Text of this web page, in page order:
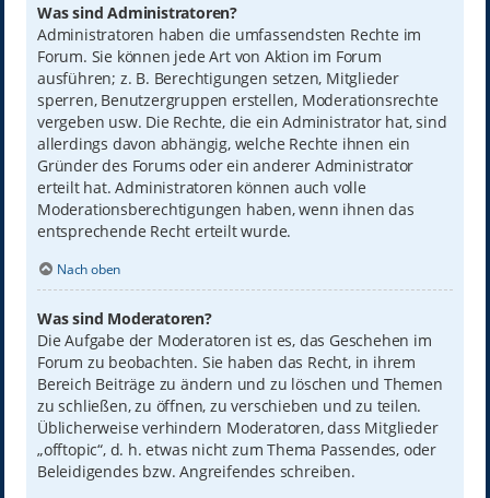
Was sind Administratoren?
Administratoren haben die umfassendsten Rechte im
Forum. Sie können jede Art von Aktion im Forum
ausführen; z. B. Berechtigungen setzen, Mitglieder
sperren, Benutzergruppen erstellen, Moderationsrechte
vergeben usw. Die Rechte, die ein Administrator hat, sind
allerdings davon abhängig, welche Rechte ihnen ein
Gründer des Forums oder ein anderer Administrator
erteilt hat. Administratoren können auch volle
Moderationsberechtigungen haben, wenn ihnen das
entsprechende Recht erteilt wurde.
Nach oben
Was sind Moderatoren?
Die Aufgabe der Moderatoren ist es, das Geschehen im
Forum zu beobachten. Sie haben das Recht, in ihrem
Bereich Beiträge zu ändern und zu löschen und Themen
zu schließen, zu öffnen, zu verschieben und zu teilen.
Üblicherweise verhindern Moderatoren, dass Mitglieder
„offtopic“, d. h. etwas nicht zum Thema Passendes, oder
Beleidigendes bzw. Angreifendes schreiben.